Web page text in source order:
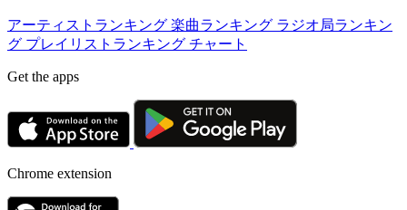
アーティストランキング 楽曲ランキング ラジオ局ランキン
グ プレイリストランキング チャート
Get the apps
Chrome extension